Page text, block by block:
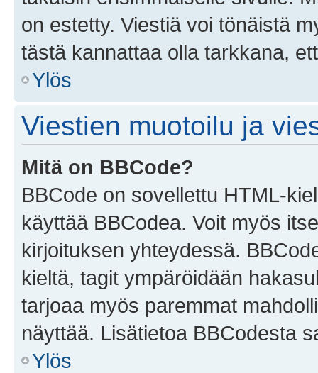
on estetty. Viestiä voi tönäistä
tästä kannattaa olla tarkkana,
Ylös
Viestien muotoilu ja
Mitä on BBCode?
BBCode on sovellettu HTML-
käyttää BBCodea. Voit myös
kirjoituksen yhteydessä.
kieltä, tagit ympäröidään
tarjoaa myös paremmat
näyttää. Lisätietoa BBCodesta
Ylös